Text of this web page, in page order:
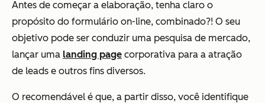
Antes de começar a elaboração, tenha claro o
propósito do formulário on-line, combinado?! O seu
objetivo pode ser conduzir uma pesquisa de mercado,
lançar uma landing page corporativa para a atração
de leads e outros fins diversos.
O recomendável é que, a partir disso, você identifique